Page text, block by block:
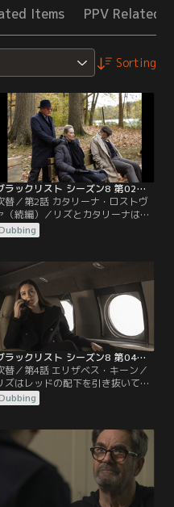
Items PPV Related
Sorting
ブラックリスト シーズン8 第02話／吹替
替／第2話 カタリーナ・ロストヴ
（続編）／リズとカタリーナはド
を拉致し、真実を教えるように迫
。なかなか口を割らなかったドム
実を話してしまう。真実を知ったカ
タリーナは、隠れ家から逃走。タウ
ンゼントの配下に連絡し、情報と引
き換えにレッドから守ってもらおう
する。しかし、カタリーナが取引
所の公園へ行くと…。
ブラックリスト シーズン8 第04話／吹替
替／第4話 エリザベス・キーン／
ズはレッドの配下を引き抜いて自
の仲間にしようとするが、なかな
うまくいかない。しかしスキップ
仲間となる。スキップの力を借り、
リズはレッドから大金を奪うことに
成功する。裏社会に足を踏み入れた
リズは、チームからも追われる身と
なる。そしてレッドが“東の友人”と
呼ぶ謎の人物も…。